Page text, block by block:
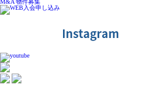
M&A 物件募集